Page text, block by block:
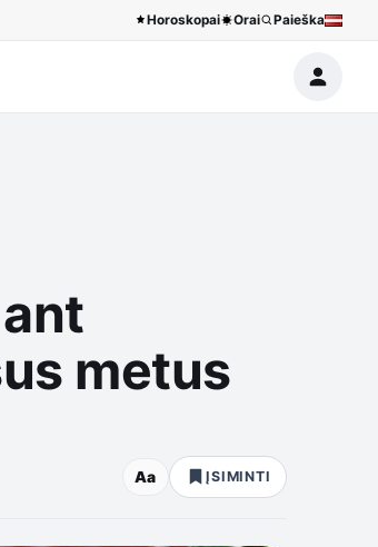
Horoskopai Orai Paieška
metus
Aa ĮSIMINTI